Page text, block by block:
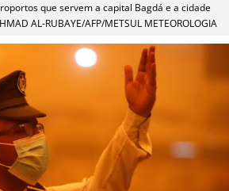
que servem a capital Bagdá e a cidade
AL-RUBAYE/AFP/METSUL METEOROLOGIA